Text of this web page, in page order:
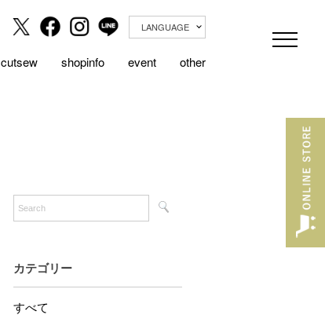
LANGUAGE
cutsew shopinfo event other
カテゴリー
すべて